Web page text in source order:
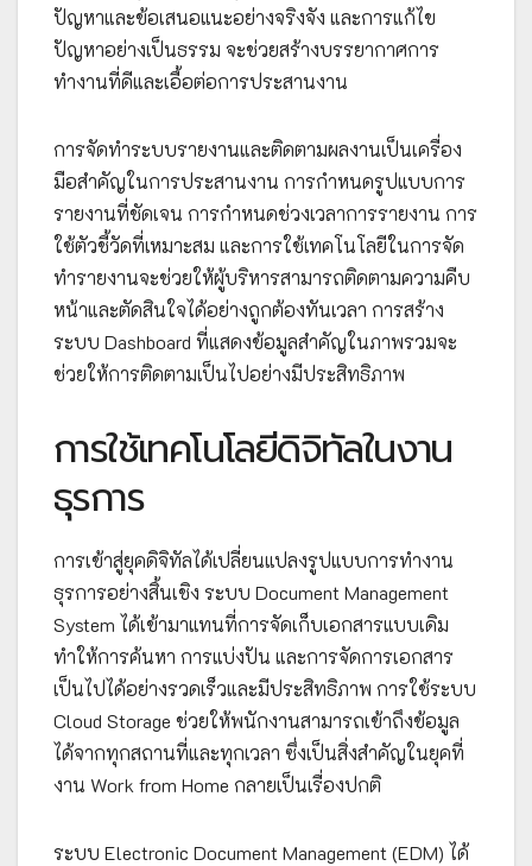
ปัญหาและข้อเสนอแนะอย่างจริงจัง และการแก้ไข
ปัญหาอย่างเป็นธรรม จะช่วยสร้างบรรยากาศการ
ทำงานที่ดีและเอื้อต่อการประสานงาน
การจัดทำระบบรายงานและติดตามผลงานเป็นเครื่อง
มือสำคัญในการประสานงาน การกำหนดรูปแบบการ
รายงานที่ชัดเจน การกำหนดช่วงเวลาการรายงาน การ
ใช้ตัวชี้วัดที่เหมาะสม และการใช้เทคโนโลยีในการจัด
ทำรายงานจะช่วยให้ผู้บริหารสามารถติดตามความคืบ
หน้าและตัดสินใจได้อย่างถูกต้องทันเวลา การสร้าง
ระบบ Dashboard ที่แสดงข้อมูลสำคัญในภาพรวมจะ
ช่วยให้การติดตามเป็นไปอย่างมีประสิทธิภาพ
การใช้เทคโนโลยีดิจิทัลในงาน
ธุรการ
การเข้าสู่ยุคดิจิทัลได้เปลี่ยนแปลงรูปแบบการทำงาน
ธุรการอย่างสิ้นเชิง ระบบ Document Management
System ได้เข้ามาแทนที่การจัดเก็บเอกสารแบบเดิม
ทำให้การค้นหา การแบ่งปัน และการจัดการเอกสาร
เป็นไปได้อย่างรวดเร็วและมีประสิทธิภาพ การใช้ระบบ
Cloud Storage ช่วยให้พนักงานสามารถเข้าถึงข้อมูล
ได้จากทุกสถานที่และทุกเวลา ซึ่งเป็นสิ่งสำคัญในยุคที่
งาน Work from Home กลายเป็นเรื่องปกติ
ระบบ Electronic Document Management (EDM) ได้